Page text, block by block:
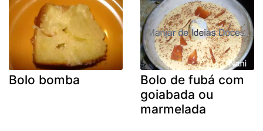
Bolo bomba
Bolo de fubá com
goiabada ou
marmelada